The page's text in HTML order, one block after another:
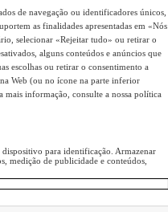
de navegação ou identificadores únicos,
as finalidades apresentadas em «Nós
selecionar «Rejeitar tudo» ou retirar o
alguns conteúdos e anúncios que
escolhas ou retirar o consentimento a
Web (ou no ícone na parte inferior
mais informação, consulte a nossa política
dispositivo para identificação. Armazenar
medição de publicidade e conteúdos,